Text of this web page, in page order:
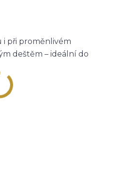
i při proměnlivém
deštěm – ideální do